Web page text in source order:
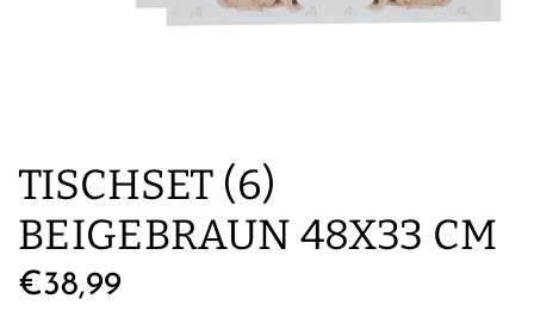
TISCHSET (6)
BEIGEBRAUN 48X33 CM
Regulärer
€38,99